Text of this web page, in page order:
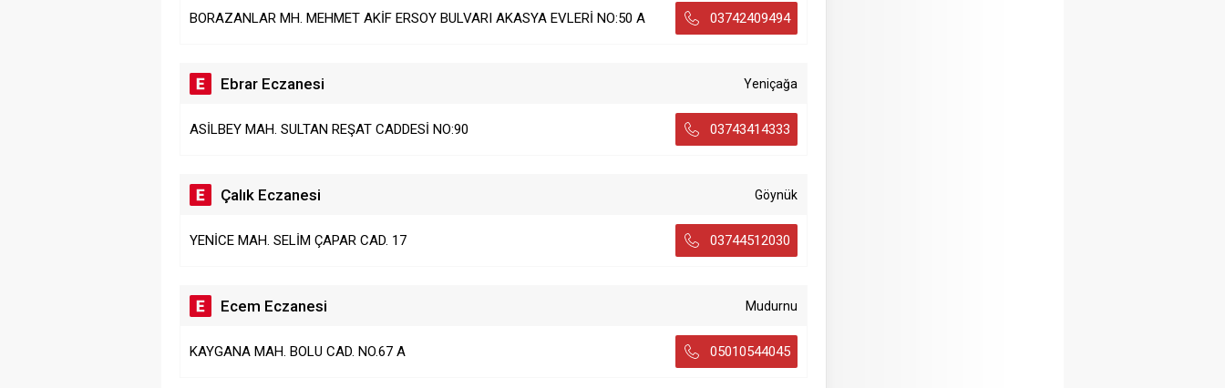
BORAZANLAR MH. MEHMET AKİF ERSOY BULVARI AKASYA EVLERİ NO:50 A 03742409494
Ebrar Eczanesi Yeniçağa
ASİLBEY MAH. SULTAN REŞAT CADDESİ NO:90 03743414333
Çalık Eczanesi Göynük
YENİCE MAH. SELİM ÇAPAR CAD. 17 03744512030
Ecem Eczanesi Mudurnu
KAYGANA MAH. BOLU CAD. NO.67 A 05010544045